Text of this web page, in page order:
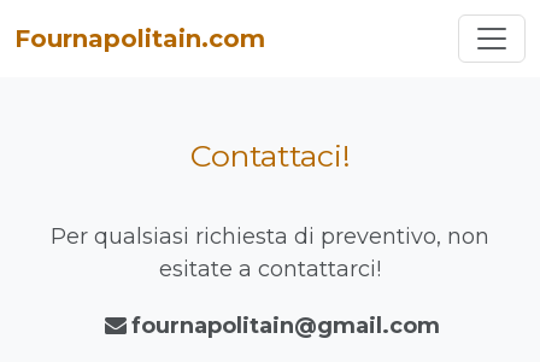
Fournapolitain.com
Contattaci!
Per qualsiasi richiesta di preventivo, non
esitate a contattarci!
fournapolitain@gmail.com